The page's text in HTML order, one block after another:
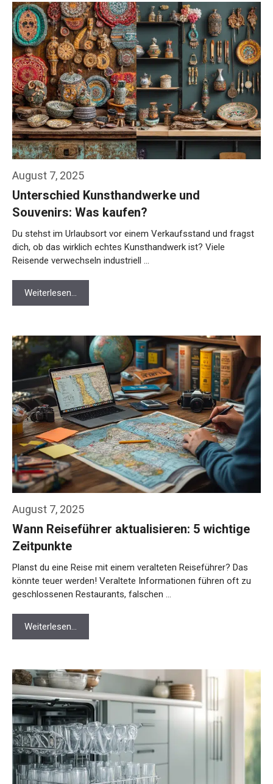
August 7, 2025
Unterschied Kunsthandwerke und
Souvenirs: Was kaufen?
Du stehst im Urlaubsort vor einem Verkaufsstand und fragst
dich, ob das wirklich echtes Kunsthandwerk ist? Viele
Reisende verwechseln industriell …
Weiterlesen…
August 7, 2025
Wann Reiseführer aktualisieren: 5 wichtige
Zeitpunkte
Planst du eine Reise mit einem veralteten Reiseführer? Das
könnte teuer werden! Veraltete Informationen führen oft zu
geschlossenen Restaurants, falschen …
Weiterlesen…